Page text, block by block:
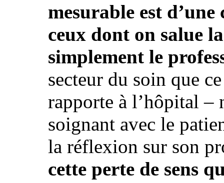
mesurable est
ceux dont on salue
simplement le
secteur du soin que
rapporte à l’hôpital –
soignant avec le
la réflexion sur son
cette perte de sens